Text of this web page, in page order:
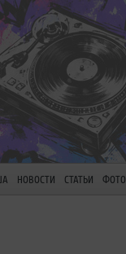
НОВОСТИ СТАТЬИ ФОТО